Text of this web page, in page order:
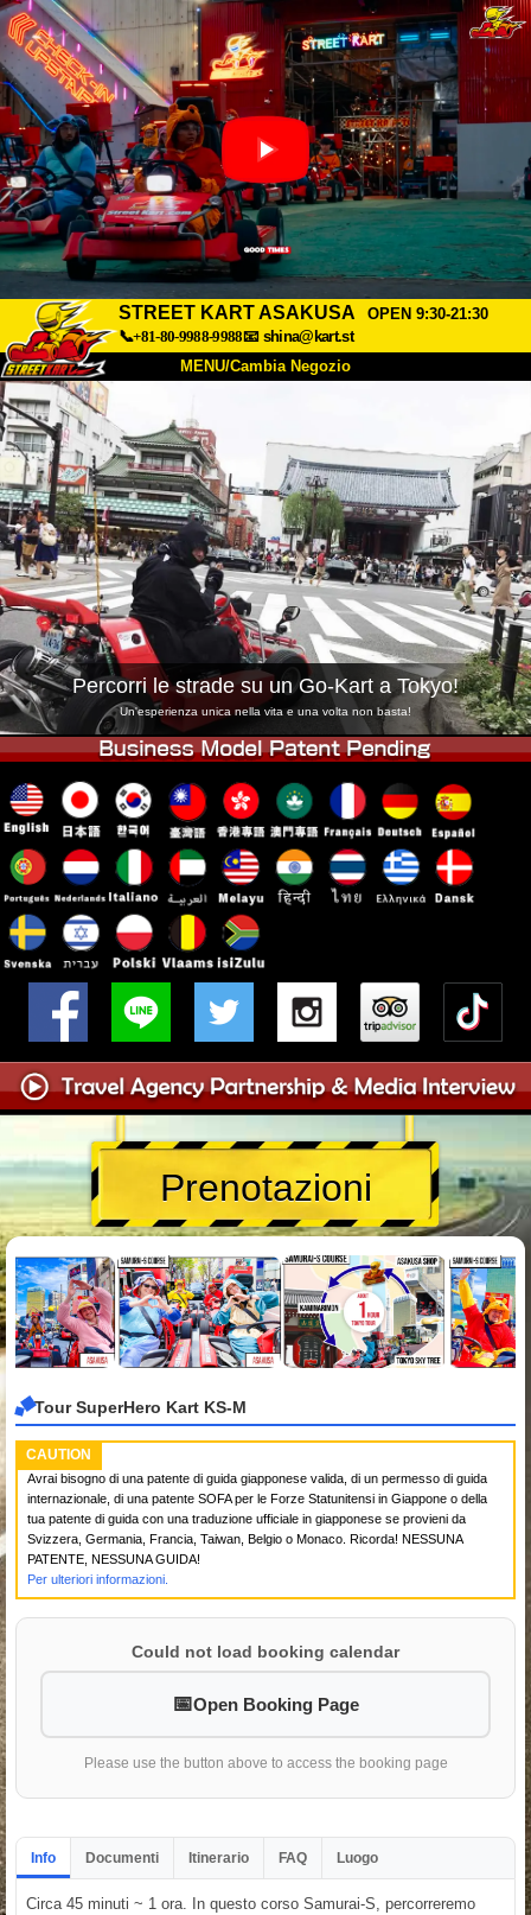
STREET KART ASAKUSA
OPEN 9:30-21:30
📞+81-80-9988-9988📧 shina@kart.st
MENU/Cambia Negozio
Chi Siamo Specifiche Prezzo
Accesso Recensioni FAQ
Azienda Prenotazioni
Cambia Negozio
Tokyo Shinagawa Tokyo Akihabara#1
Tokyo Akihabara#2 Tokyo Shibuya
Tokyo Shibuya Annex Tokyo Bay
Tokyo Asakusa Osaka
Percorri le strade su un Go-Kart a Tokyo!
Un'esperienza unica nella vita e una volta non basta!
Prenotazioni
Tour SuperHero Kart KS-M
CAUTION
Avrai bisogno di una patente di guida giapponese valida, di un permesso di guida
internazionale, di una patente SOFA per le Forze Statunitensi in Giappone o della
tua patente di guida con una traduzione ufficiale in giapponese se provieni da
Svizzera, Germania, Francia, Taiwan, Belgio o Monaco. Ricorda! NESSUNA
PATENTE, NESSUNA GUIDA!
Per ulteriori informazioni.
Could not load booking calendar
Open Booking Page
Please use the button above to access the booking page
Info Documenti Itinerario FAQ Luogo
Circa 45 minuti ~ 1 ora. In questo corso Samurai-S, percorreremo